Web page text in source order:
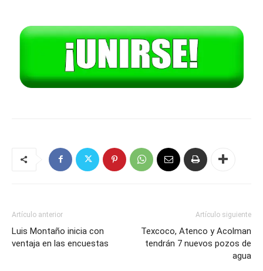
Artículo anterior
Luis Montaño inicia con
ventaja en las encuestas
Artículo siguiente
Texcoco, Atenco y Acolman
tendrán 7 nuevos pozos de
agua